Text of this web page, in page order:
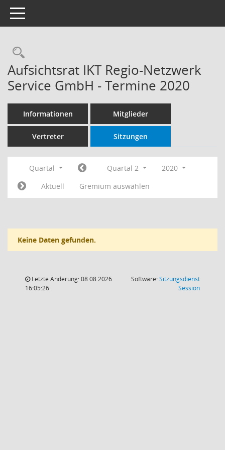
Toggle navigation
Rechercheauswahl
Aufsichtsrat IKT Regio-Netzwerk
Service GmbH - Termine 2020
Informationen Mitglieder
Vertreter Sitzungen
Quartal Quartal 2
2020
Aktuell
Gremium auswählen
Keine Daten gefunden.
Letzte Änderung: 08.08.2026
16:05:26
Software:Sitzungsdienst
Session(Wird in